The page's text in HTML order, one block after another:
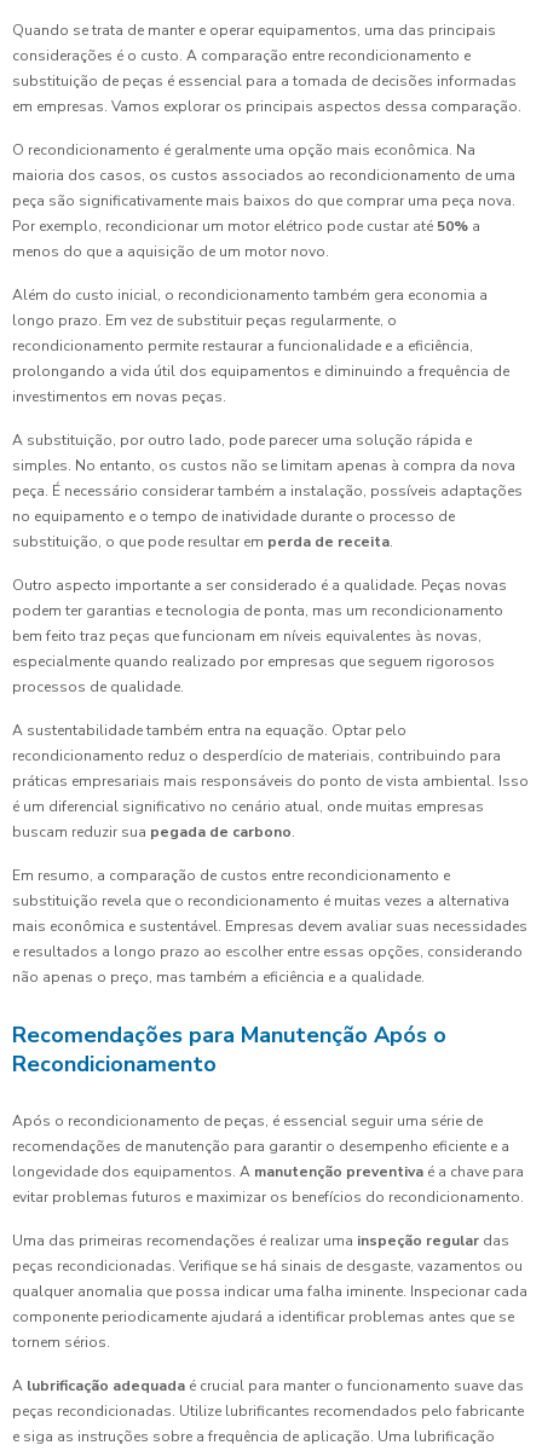
Quando se trata de manter e operar equipamentos, uma das principais
considerações é o custo. A comparação entre recondicionamento e
substituição de peças é essencial para a tomada de decisões informadas
em empresas. Vamos explorar os principais aspectos dessa comparação.
O recondicionamento é geralmente uma opção mais econômica. Na
maioria dos casos, os custos associados ao recondicionamento de uma
peça são significativamente mais baixos do que comprar uma peça nova.
Por exemplo, recondicionar um motor elétrico pode custar até 50% a
menos do que a aquisição de um motor novo.
Além do custo inicial, o recondicionamento também gera economia a
longo prazo. Em vez de substituir peças regularmente, o
recondicionamento permite restaurar a funcionalidade e a eficiência,
prolongando a vida útil dos equipamentos e diminuindo a frequência de
investimentos em novas peças.
A substituição, por outro lado, pode parecer uma solução rápida e
simples. No entanto, os custos não se limitam apenas à compra da nova
peça. É necessário considerar também a instalação, possíveis adaptações
no equipamento e o tempo de inatividade durante o processo de
substituição, o que pode resultar em perda de receita.
Outro aspecto importante a ser considerado é a qualidade. Peças novas
podem ter garantias e tecnologia de ponta, mas um recondicionamento
bem feito traz peças que funcionam em níveis equivalentes às novas,
especialmente quando realizado por empresas que seguem rigorosos
processos de qualidade.
A sustentabilidade também entra na equação. Optar pelo
recondicionamento reduz o desperdício de materiais, contribuindo para
práticas empresariais mais responsáveis do ponto de vista ambiental. Isso
é um diferencial significativo no cenário atual, onde muitas empresas
buscam reduzir sua pegada de carbono.
Em resumo, a comparação de custos entre recondicionamento e
substituição revela que o recondicionamento é muitas vezes a alternativa
mais econômica e sustentável. Empresas devem avaliar suas necessidades
e resultados a longo prazo ao escolher entre essas opções, considerando
não apenas o preço, mas também a eficiência e a qualidade.
Recomendações para Manutenção Após o
Recondicionamento
Após o recondicionamento de peças, é essencial seguir uma série de
recomendações de manutenção para garantir o desempenho eficiente e a
longevidade dos equipamentos. A manutenção preventiva é a chave para
evitar problemas futuros e maximizar os benefícios do recondicionamento.
Uma das primeiras recomendações é realizar uma inspeção regular das
peças recondicionadas. Verifique se há sinais de desgaste, vazamentos ou
qualquer anomalia que possa indicar uma falha iminente. Inspecionar cada
componente periodicamente ajudará a identificar problemas antes que se
tornem sérios.
A lubrificação adequada é crucial para manter o funcionamento suave das
peças recondicionadas. Utilize lubrificantes recomendados pelo fabricante
e siga as instruções sobre a frequência de aplicação. Uma lubrificação